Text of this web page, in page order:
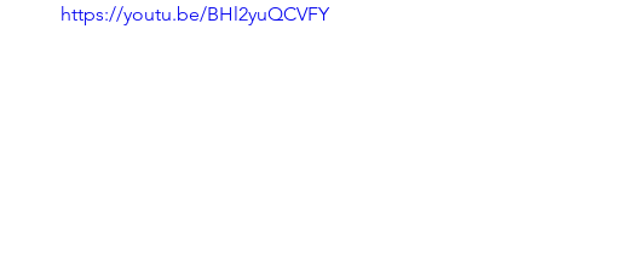
https://youtu.be/BHl2yuQCVFY